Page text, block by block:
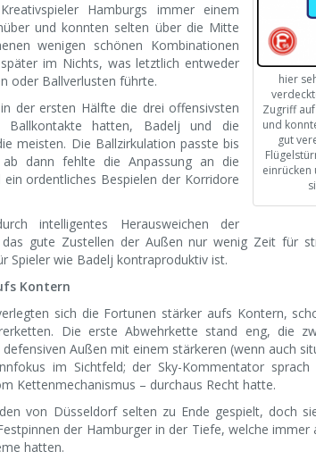
hier
Zugriff
und
gut
einrücken
Hamburgs immer einem
und konnten selten über die Mitte
wenigen schönen Kombinationen
im Nichts, was letztlich entweder
oder Ballverlusten führte.
der ersten Hälfte die drei offensivsten
Ballkontakte hatten, Badelj und die
meisten. Die Ballzirkulation passte bis
dann fehlte die Anpassung an die
ein ordentliches Bespielen der Korridore
intelligentes Herausweichen der
das gute Zustellen der Außen nur wenig Zeit für
Spieler wie Badelj kontraproduktiv ist.
Kontern
sich die Fortunen stärker aufs Kontern,
Die erste Abwehrkette stand eng, die
Außen mit einem stärkeren (wenn auch
im Sichtfeld; der Sky-Kommentator sprach
Kettenmechanismus – durchaus Recht hatte.
von Düsseldorf selten zu Ende gespielt, doch
der Hamburger in der Tiefe, welche
hatten.